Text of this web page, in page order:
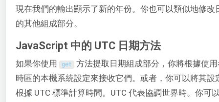
現在我們的輸出顯示了新的年份。你也可以類似地修改
的其他組成部分。
JavaScript 中的 UTC 日期方法
如果你使用 get 方法提取日期組成部分，你將根據使用
時區的本機系統設定來接收它們。或者，你可以將其設
根據 UTC 標準計算時間。UTC 代表協調世界時。你可